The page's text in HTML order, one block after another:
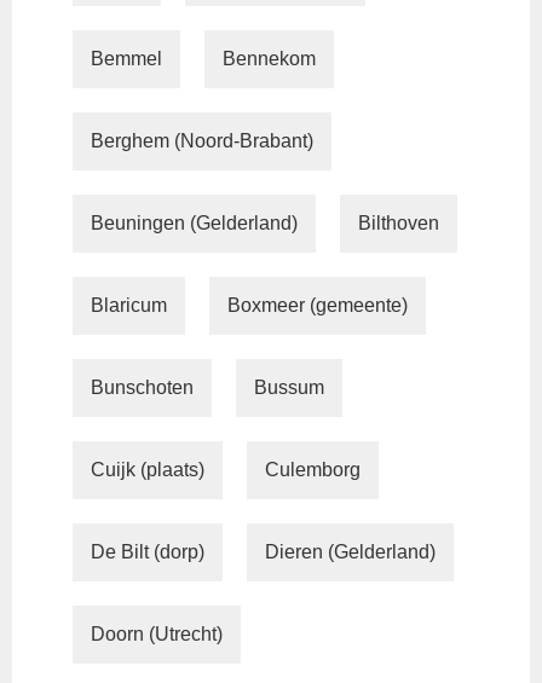
Bemmel Bennekom
Berghem (Noord-Brabant)
Beuningen (Gelderland) Bilthoven
Blaricum Boxmeer (gemeente)
Bunschoten Bussum
Cuijk (plaats) Culemborg
De Bilt (dorp) Dieren (Gelderland)
Doorn (Utrecht)